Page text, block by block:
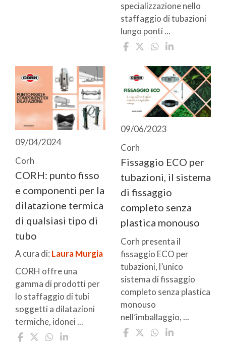
specializzazione nello
staffaggio di tubazioni
lungo ponti ...
09/04/2024
Corh
CORH: punto fisso
e componenti per la
dilatazione termica
di qualsiasi tipo di
tubo
A cura di: Laura Murgia
CORH offre una
gamma di prodotti per
lo staffaggio di tubi
soggetti a dilatazioni
termiche, idonei ...
09/06/2023
Corh
Fissaggio ECO per
tubazioni, il sistema
di fissaggio
completo senza
plastica monouso
Corh presenta il
fissaggio ECO per
tubazioni, l’unico
sistema di fissaggio
completo senza plastica
monouso
nell’imballaggio, ...